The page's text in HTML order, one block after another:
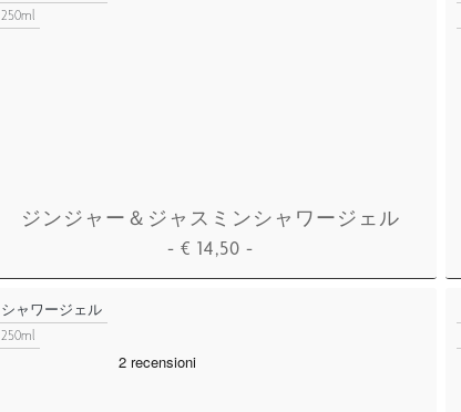
250ml
ジンジャー＆ジャスミンシャワージェル
- € 14,50 -
シャワージェル
250ml